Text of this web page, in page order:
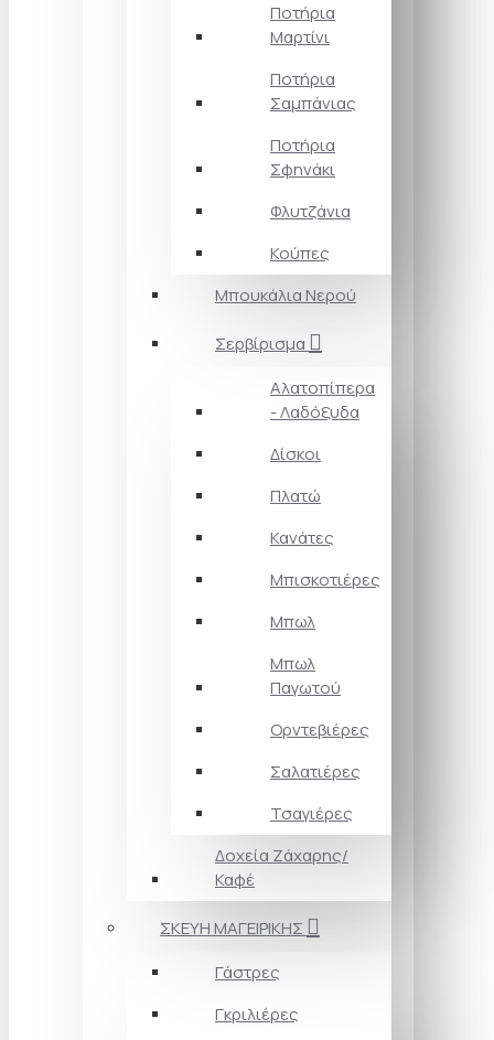
Ποτήρια
Μαρτίνι
Ποτήρια
Σαμπάνιας
Ποτήρια
Σφηνάκι
Φλυτζάνια
Κούπες
Μπουκάλια Νερού
Σερβίρισμα
Αλατοπίπερα
- Λαδόξυδα
Δίσκοι
Πλατώ
Κανάτες
Μπισκοτιέρες
Μπωλ
Μπωλ
Παγωτού
Ορντεβιέρες
Σαλατιέρες
Τσαγιέρες
Δοχεία Ζάχαρης/
Καφέ
ΣΚΕΥΗ ΜΑΓΕΙΡΙΚΗΣ
Γάστρες
Γκριλιέρες